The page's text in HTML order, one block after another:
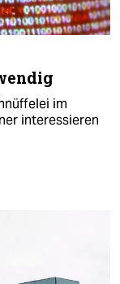
im
interessieren